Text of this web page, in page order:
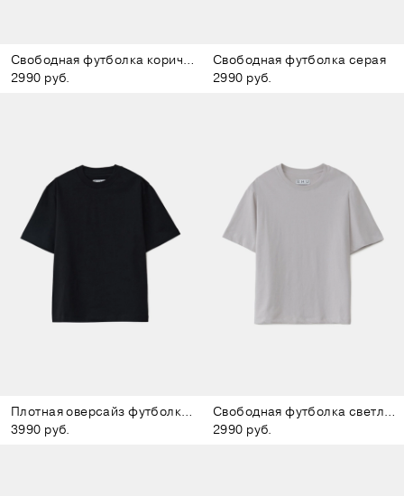
Свободная футболка коричневая
2990 руб.
Свободная футболка серая
2990 руб.
Плотная оверсайз футболка чёрная
3990 руб.
Свободная футболка светло-серая
2990 руб.